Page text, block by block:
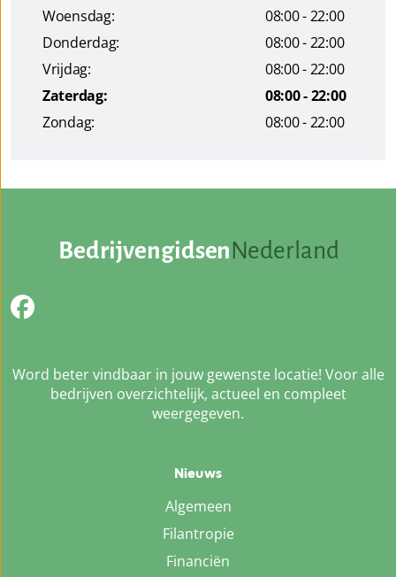
Woensdag:
08:00 - 22:00
Donderdag:
08:00 - 22:00
Vrijdag:
08:00 - 22:00
Zaterdag:
08:00 - 22:00
Zondag:
08:00 - 22:00
BedrijvengidsenNederland
Word beter vindbaar in jouw gewenste locatie! Voor alle
bedrijven overzichtelijk, actueel en compleet
weergegeven.
Nieuws
Algemeen
Filantropie
Financiën